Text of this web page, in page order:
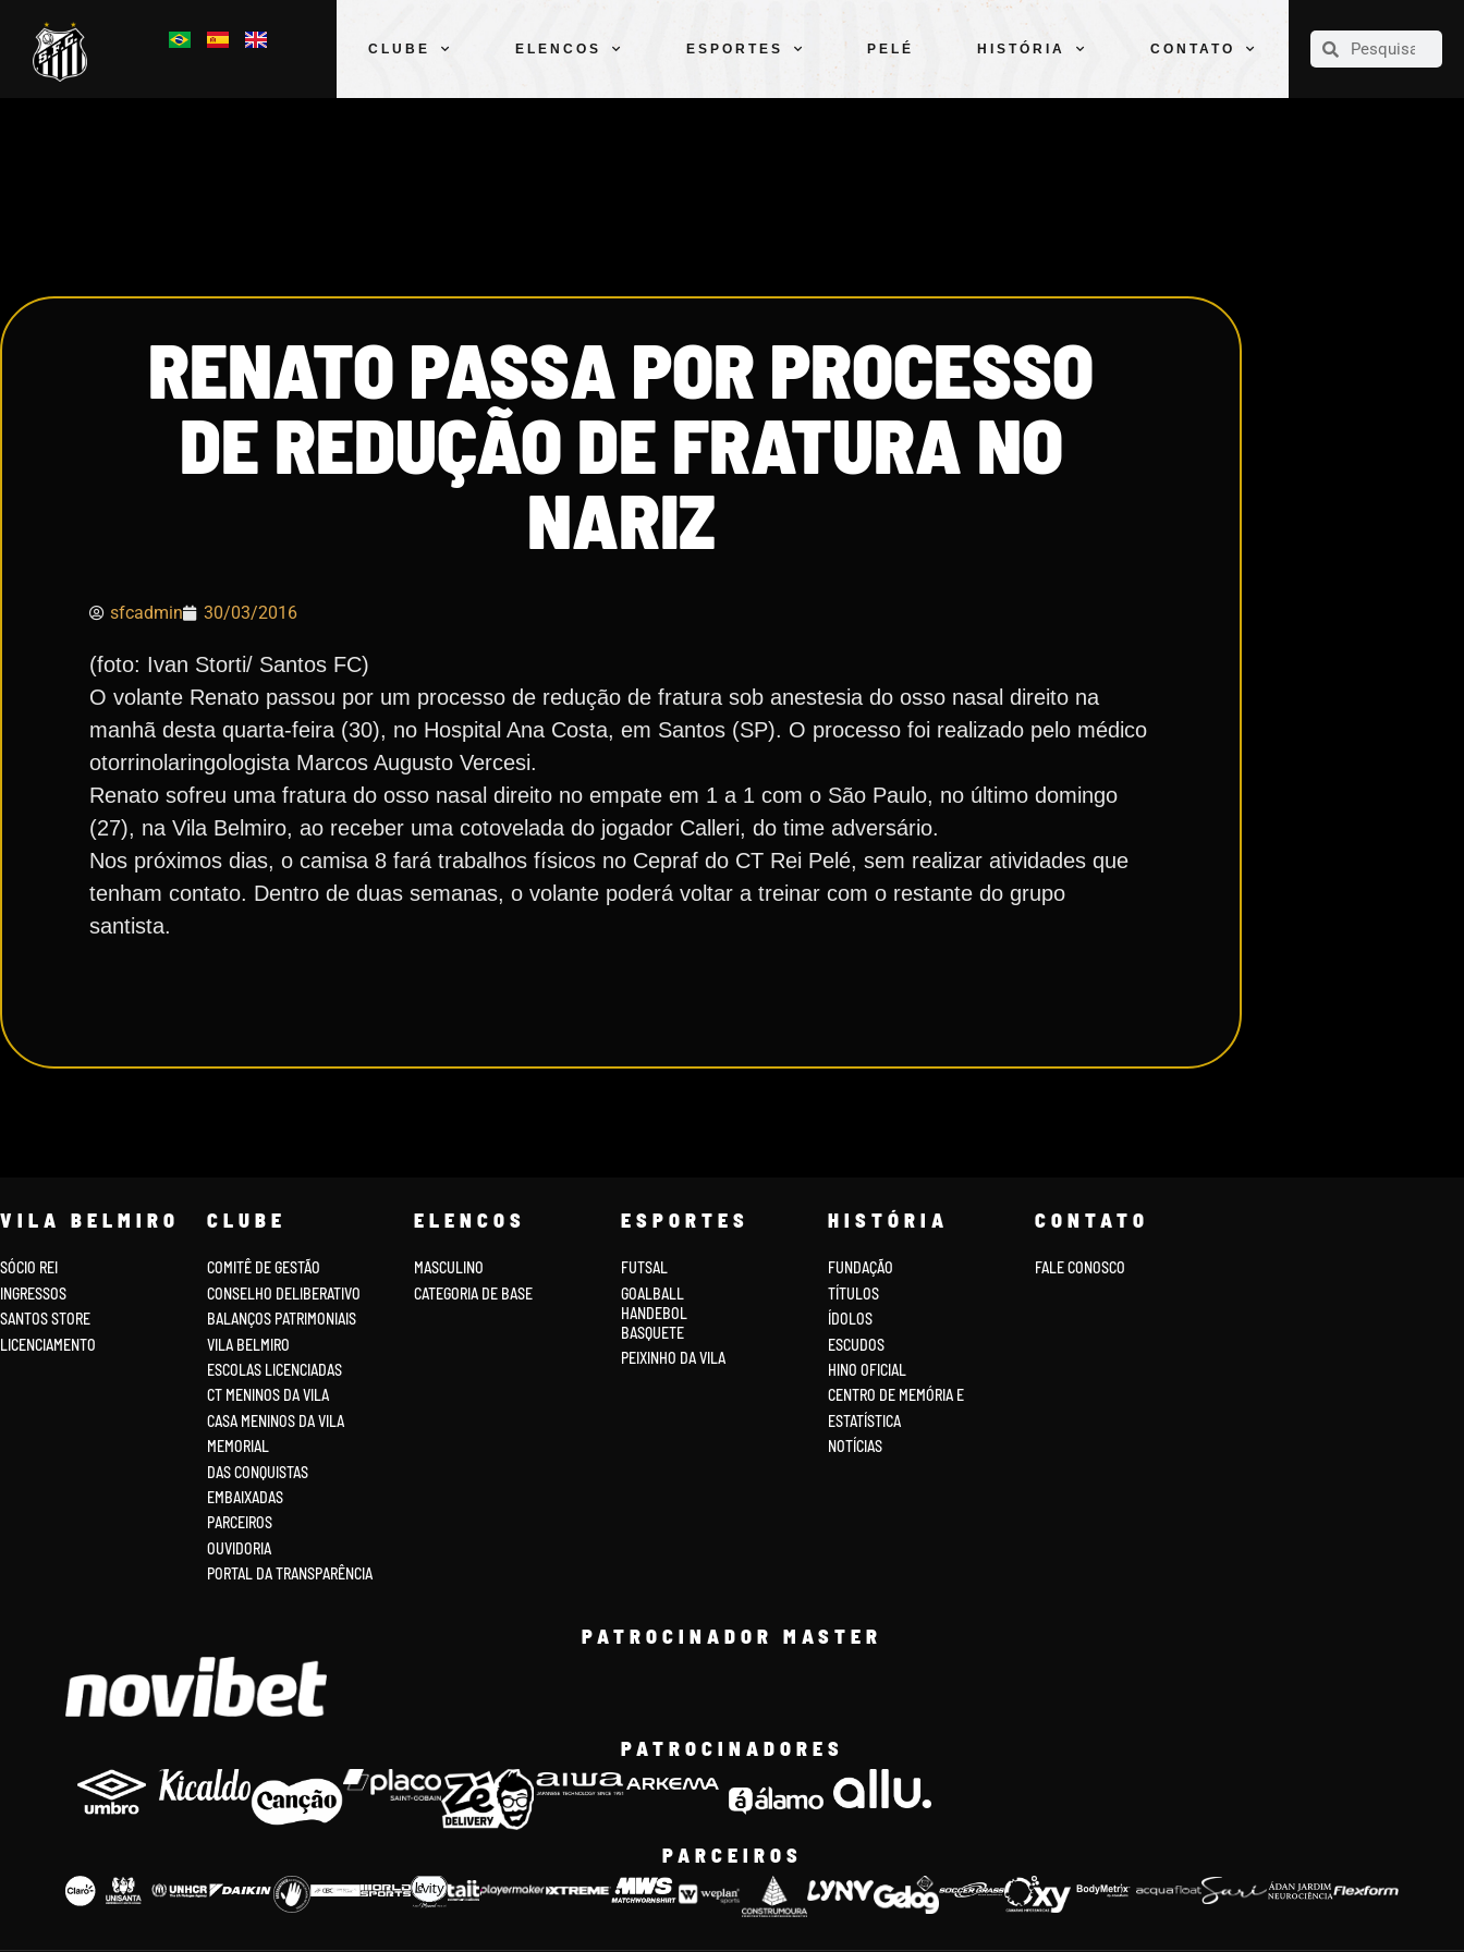
CLUBE ELENCOS ESPORTES PELÉ HISTÓRIA CONTATO
CLUBE
RENATO PASSA POR PROCESSO
DE REDUÇÃO DE FRATURA NO
NARIZ
sfcadmin 30/03/2016
(foto: Ivan Storti/ Santos FC)
O volante Renato passou por um processo de redução de fratura sob anestesia do osso nasal direito na
manhã desta quarta-feira (30), no Hospital Ana Costa, em Santos (SP). O processo foi realizado pelo médico
otorrinolaringologista Marcos Augusto Vercesi.
Renato sofreu uma fratura do osso nasal direito no empate em 1 a 1 com o São Paulo, no último domingo
(27), na Vila Belmiro, ao receber uma cotovelada do jogador Calleri, do time adversário.
Nos próximos dias, o camisa 8 fará trabalhos físicos no Cepraf do CT Rei Pelé, sem realizar atividades que
tenham contato. Dentro de duas semanas, o volante poderá voltar a treinar com o restante do grupo
santista.
VILA BELMIRO
SÓCIO REI
INGRESSOS
SANTOS STORE
LICENCIAMENTO
CLUBE
COMITÊ DE GESTÃO
CONSELHO DELIBERATIVO
BALANÇOS PATRIMONIAIS
VILA BELMIRO
ESCOLAS LICENCIADAS
CT MENINOS DA VILA
CASA MENINOS DA VILA
MEMORIAL
DAS CONQUISTAS
EMBAIXADAS
PARCEIROS
OUVIDORIA
PORTAL DA TRANSPARÊNCIA
ELENCOS
MASCULINO
CATEGORIA DE BASE
ESPORTES
FUTSAL
GOALBALL
HANDEBOL
BASQUETE
PEIXINHO DA VILA
HISTÓRIA
FUNDAÇÃO
TÍTULOS
ÍDOLOS
ESCUDOS
HINO OFICIAL
CENTRO DE MEMÓRIA E
ESTATÍSTICA
NOTÍCIAS
CONTATO
FALE CONOSCO
PATROCINADOR MASTER
PATROCINADORES
PARCEIROS